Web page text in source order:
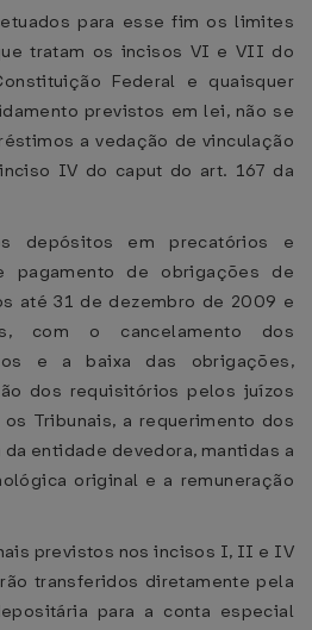
para esse fim os limites
tratam os incisos VI e VII do
Federal e quaisquer
previstos em lei, não se
a vedação de vinculação
IV do caput do art. 167 da
depósitos em precatórios e
pagamento de obrigações de
até 31 de dezembro de 2009 e
com o cancelamento dos
e a baixa das obrigações,
dos requisitórios pelos juízos
Tribunais, a requerimento dos
entidade devedora, mantidas a
original e a remuneração
previstos nos incisos I, II e IV
transferidos diretamente pela
para a conta especial